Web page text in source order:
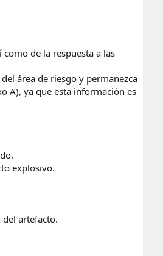
de la respuesta a las
área de riesgo y permanezca
A), ya que esta información es
explosivo.
artefacto.